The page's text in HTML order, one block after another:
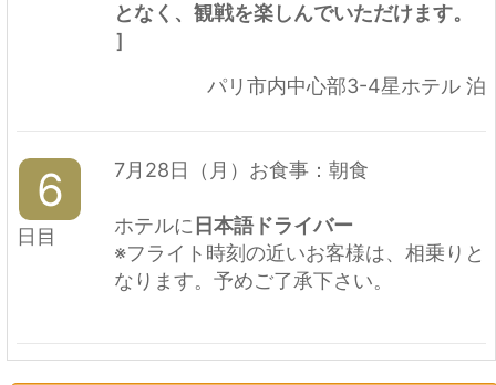
となく、観戦を楽しんでいただけます。
］
パリ市内中心部3-4星ホテル 泊
6
日目
7月28日（月）お食事：朝食
ホテルに 日本語ドライバー
※フライト時刻の近いお客様は、相乗りと
なります。予めご了承下さい。